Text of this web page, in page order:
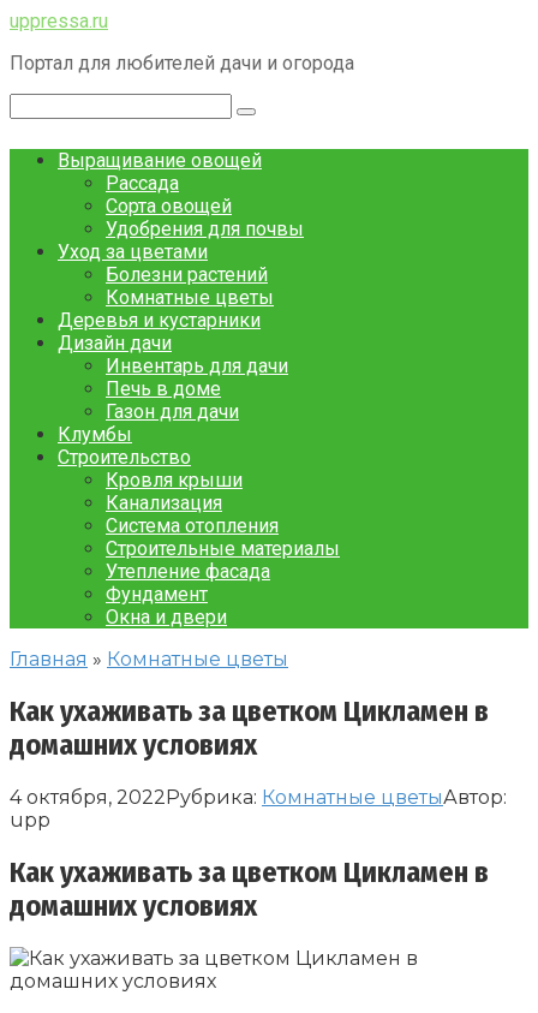
Перейти
контенту
uppressa.ru
Портал для любителей дачи и огорода
Выращивание овощей
Рассада
Сорта овощей
Удобрения для почвы
Уход за цветами
Болезни растений
Комнатные цветы
Деревья и кустарники
Дизайн дачи
Инвентарь для дачи
Печь в доме
Газон для дачи
Клумбы
Строительство
Кровля крыши
Канализация
Система отопления
Строительные материалы
Утепление фасада
Фундамент
Окна и двери
Главная » Комнатные цветы
Как ухаживать за цветком Цикламен в
домашних условиях
4 октября, 2022Рубрика: Комнатные цветыАвтор:
upp
Как ухаживать за цветком Цикламен в
домашних условиях